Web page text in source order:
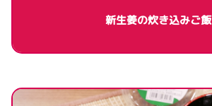
新生姜の炊き込みご飯